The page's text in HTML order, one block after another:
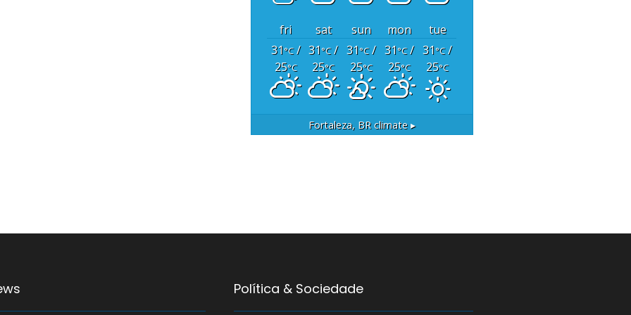
fri sat sun mon
tue
31°C/
25°C
31°C/
25°C
31°C/
25°C
31°C/
25°C
31°C/
25°C
Fortaleza, BR climate ▸
Política & Sociedade